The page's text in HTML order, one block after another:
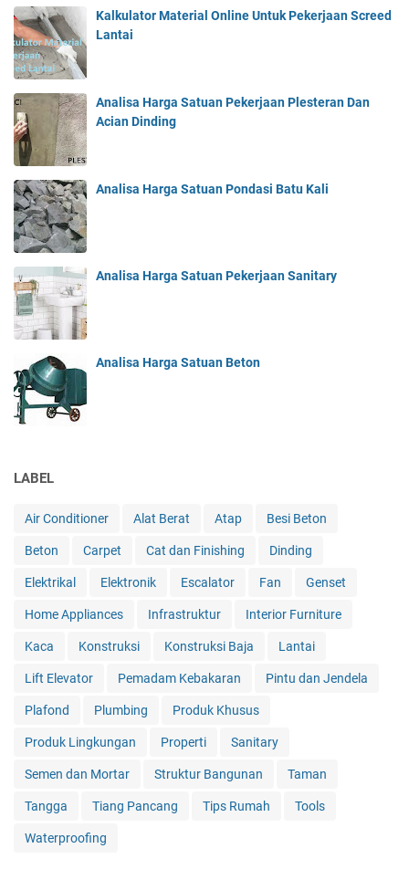
Kalkulator Material Online Untuk Pekerjaan Screed
Lantai
Analisa Harga Satuan Pekerjaan Plesteran Dan
Acian Dinding
Analisa Harga Satuan Pondasi Batu Kali
Analisa Harga Satuan Pekerjaan Sanitary
Analisa Harga Satuan Beton
LABEL
Air Conditioner Alat Berat Atap Besi Beton
Beton Carpet Cat dan Finishing Dinding
Elektrikal Elektronik Escalator Fan Genset
Home Appliances Infrastruktur Interior Furniture
Kaca Konstruksi Konstruksi Baja Lantai
Lift Elevator Pemadam Kebakaran Pintu dan Jendela
Plafond Plumbing Produk Khusus
Produk Lingkungan Properti Sanitary
Semen dan Mortar Struktur Bangunan Taman
Tangga Tiang Pancang Tips Rumah Tools
Waterproofing